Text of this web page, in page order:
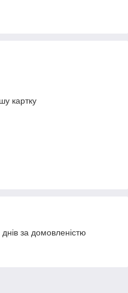
картку
за домовленістю